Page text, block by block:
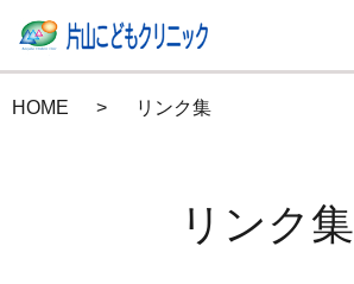
HOME リンク集
リンク集